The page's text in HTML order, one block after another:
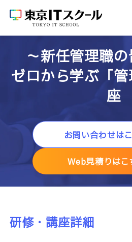
～新任管理職
ゼロから学ぶ「
座
お問い合わせは
Web見積りはこ
研修・講座詳細